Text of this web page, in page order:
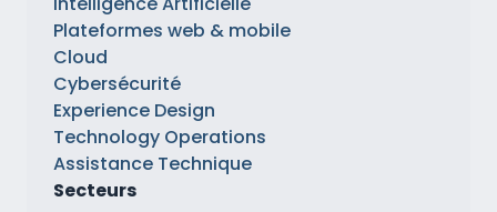
Plateformes web & mobile
Cloud
Cybersécurité
Experience Design
Technology Operations
Assistance Technique
Secteurs